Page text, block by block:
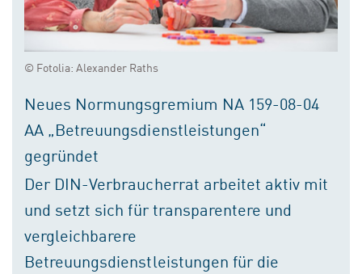
© Fotolia: Alexander Raths
Neues Normungsgremium NA 159-08-04
AA „Betreuungsdienstleistungen“
gegründet
Der DIN-Verbraucherrat arbeitet aktiv mit
und setzt sich für transparentere und
vergleichbarere
Betreuungsdienstleistungen für die